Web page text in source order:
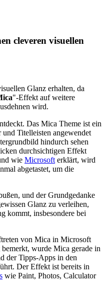
cleveren visuellen
Glanz erhalten, da
"-Effekt auf weitere
wird.
Das Mica Theme ist ein
Titelleisten angewendet
hindurch sehen
durchsichtigen Effekt
wie Microsoft erklärt, wird
abgetastet, um die
und der Grundgedanke
Glanz zu verleihen,
kommt, insbesondere bei
von Mica in Microsoft
wurde Mica gerade in
der Tipps-Apps in den
Der Effekt ist bereits in
wie Paint, Photos, Calculator